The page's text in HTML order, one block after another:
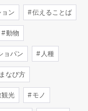
ン 伝えることば
動物
ョパン 人種
なび方
光 モノ